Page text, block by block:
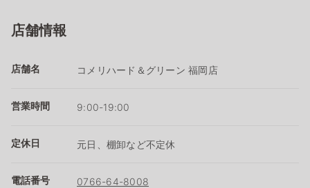
店舗情報
店舗名 コメリハード＆グリーン 福岡店
営業時間 9:00-19:00
定休日 元日、棚卸など不定休
電話番号 0766-64-8008